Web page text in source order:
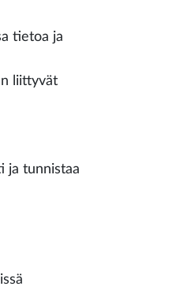
tietoa ja
liittyvät
ja tunnistaa